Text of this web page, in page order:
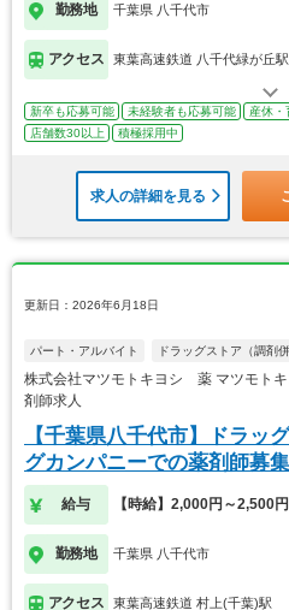
勤務地 千葉県 八千代市
アクセス 東葉高速鉄道 八千代緑が丘駅
新卒も応募可能 未経験者も応募可能 産休・
店舗数30以上
積極採用中
求人の詳細を見る
更新日：2026年6月18日
パート・アルバイト ドラッグストア（調剤併
株式会社マツモトキヨシ 薬 マツモト
剤師求人
【千葉県八千代市】ドラッ
グカンパニーでの薬剤師募集
給与 【時給】2,000円～2,500円
勤務地 千葉県 八千代市
アクセス 東葉高速鉄道 村上(千葉)駅